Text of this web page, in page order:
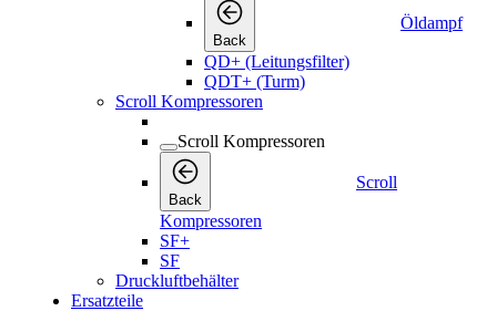
Back
Öldampf
QD+ (Leitungsfilter)
QDT+ (Turm)
Scroll Kompressoren
Scroll Kompressoren
Back
Scroll
Kompressoren
SF+
SF
Druckluftbehälter
Ersatzteile